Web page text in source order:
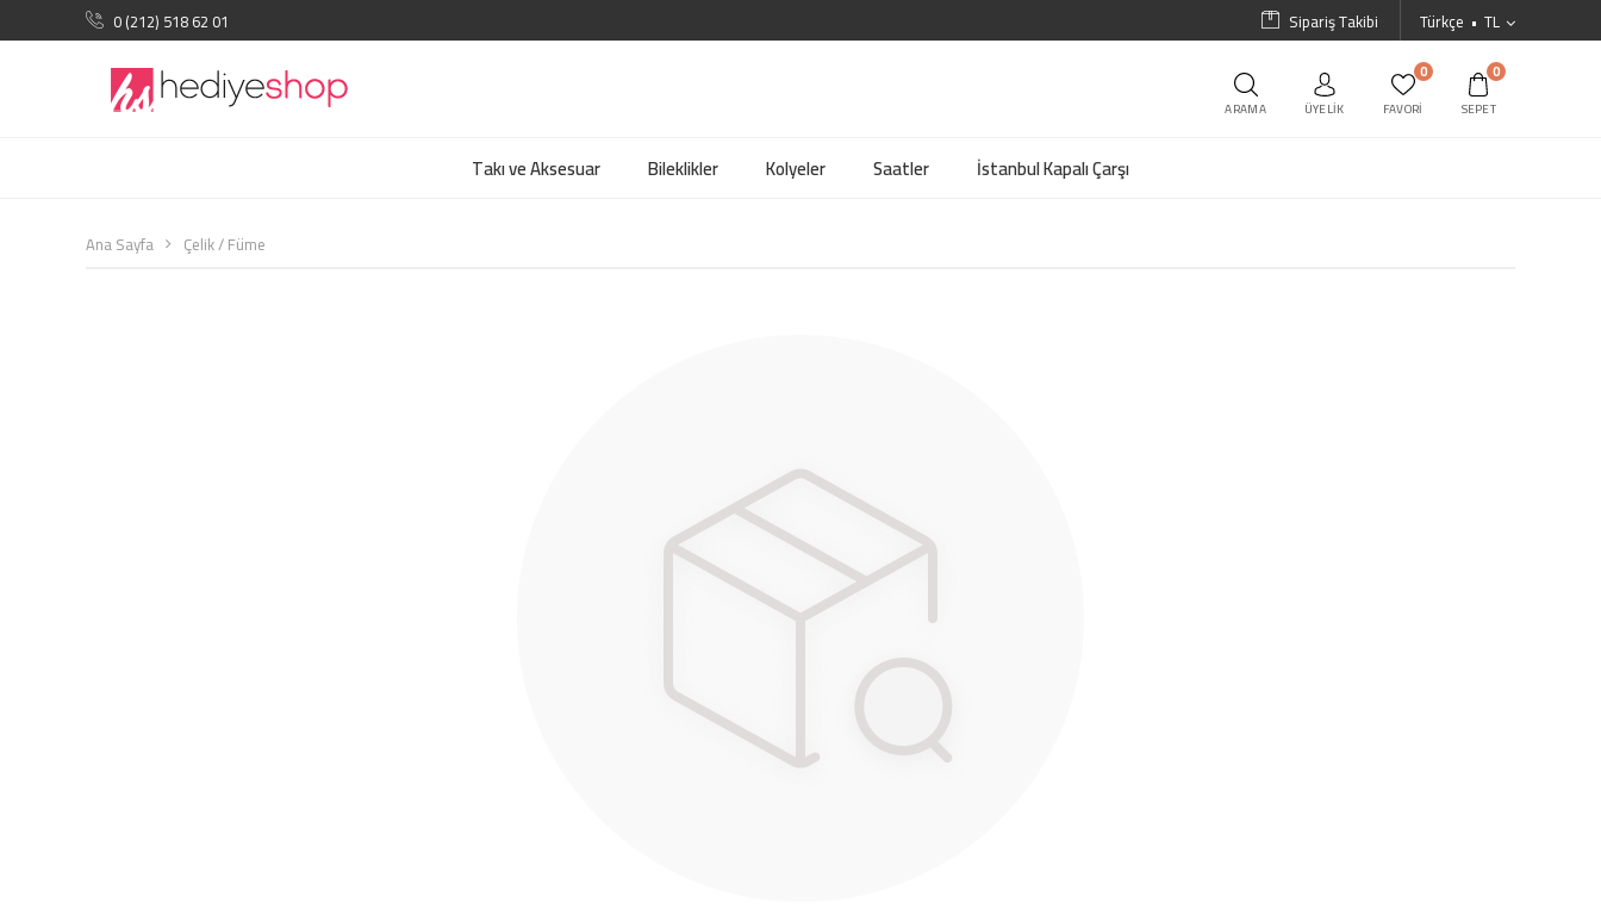
0 (212) 518 62 01 Türkçe TL
Sipariş Takibi
ARAMA ÜYELIK
0
FAVORI
0
SEPET
Takı ve Aksesuar Bileklikler Kolyeler Saatler İstanbul Kapalı Çarşı
Ana Sayfa Çelik / Füme